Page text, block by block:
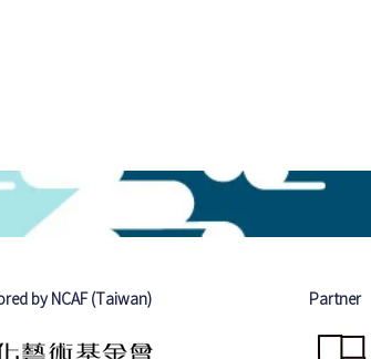
by NCAF (Taiwan) Partner